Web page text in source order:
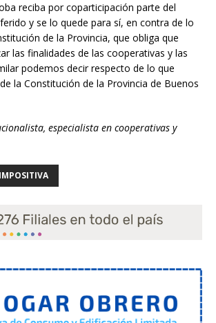
reciba por coparticipación parte del
y se lo quede para sí, en contra de lo
de la Provincia, que obliga que
las finalidades de las cooperativas y las
podemos decir respecto de lo que
la Constitución de la Provincia de Buenos
especialista en cooperativas y